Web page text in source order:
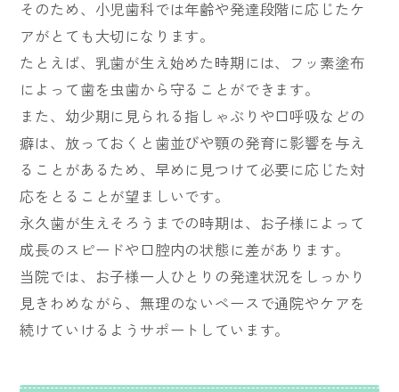
そのため、小児歯科では年齢や発達段階に応じたケ
アがとても大切になります。
たとえば、乳歯が生え始めた時期には、フッ素塗布
によって歯を虫歯から守ることができます。
また、幼少期に見られる指しゃぶりや口呼吸などの
癖は、放っておくと歯並びや顎の発育に影響を与え
ることがあるため、早めに見つけて必要に応じた対
応をとることが望ましいです。
永久歯が生えそろうまでの時期は、お子様によって
成長のスピードや口腔内の状態に差があります。
当院では、お子様一人ひとりの発達状況をしっかり
見きわめながら、無理のないペースで通院やケアを
続けていけるようサポートしています。